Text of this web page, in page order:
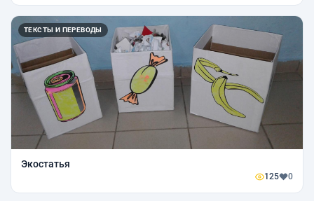
ТЕКСТЫ И ПЕРЕВОДЫ
Экостатья
125 0